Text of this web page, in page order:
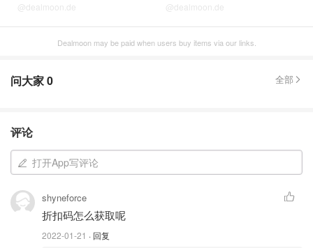
@dealmoon.de @dealmoon.de
Dealmoon may be paid when users buy items via our links.
问大家0 全部
评论
打开App写评论
shyneforce
折扣码怎么获取呢
2022-01-21 · 回复